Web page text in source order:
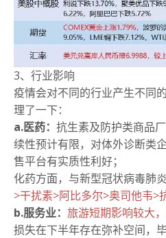
3、行业影响
疫情会对不同的行业产生不同
理了一下：
a.医药： 抗生素及防护类商品
续性预计有限，对体外诊断类
售平台有实质性利好；
化药方面，与新型冠状病毒肺
>干扰素>阿比多尔>奥司他韦>
b.服务业： 旅游短期影响较大
损失在下半年存在弥补空间，